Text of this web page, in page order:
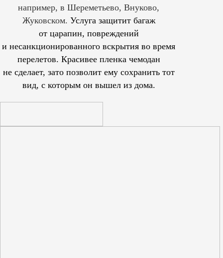
например, в Шереметьево, Внуково,
Жуковском. Услуга защитит багаж
от царапин, повреждений
и несанкционированного вскрытия во время
перелетов. Красивее пленка чемодан
не сделает, зато позволит ему сохранить тот
вид, с которым он вышел из дома.